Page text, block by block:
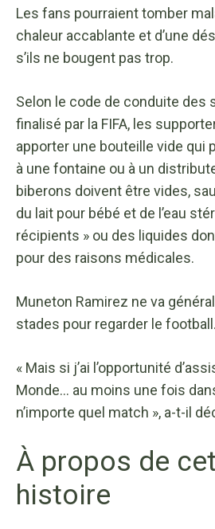
Les fans pourraient tomber
chaleur accablante et d’une
s’ils ne bougent pas trop.
Selon le code de conduite des
finalisé par la FIFA, les
apporter une bouteille vide qui
à une fontaine ou à un
biberons doivent être vides,
du lait pour bébé et de l’eau
récipients » ou des liquides
pour des raisons médicales.
Muneton Ramirez ne va
stades pour regarder le football.
« Mais si j’ai l’opportunité
Monde… au moins une fois
n’importe quel match », a-t-il
À propos de
histoire